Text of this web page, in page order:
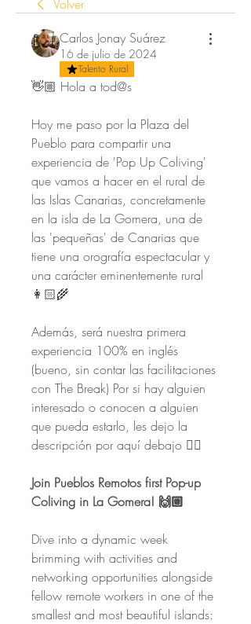
Volver
Carlos Jonay Suárez
16 de julio de 2024
Talento Rural
👋🏼 Hola a tod@s
Hoy me paso por la Plaza del
Pueblo para compartir una
experiencia de 'Pop Up Coliving'
que vamos a hacer en el rural de
las Islas Canarias, concretamente
en la isla de La Gomera, una de
las 'pequeñas' de Canarias que
tiene una orografía espectacular y
una carácter eminentemente rural
👩🏻‍🌾
Además, será nuestra primera
experiencia 100% en inglés
(bueno, sin contar las facilitaciones
con The Break) Por si hay alguien
interesado o conocen a alguien
que pueda estarlo, les dejo la
descripción por aquí debajo 👇🏼
Join Pueblos Remotos first Pop-up
Coliving in La Gomera! 🙌🏼
Dive into a dynamic week
brimming with activities and
networking opportunities alongside
fellow remote workers in one of the
smallest and most beautiful islands: